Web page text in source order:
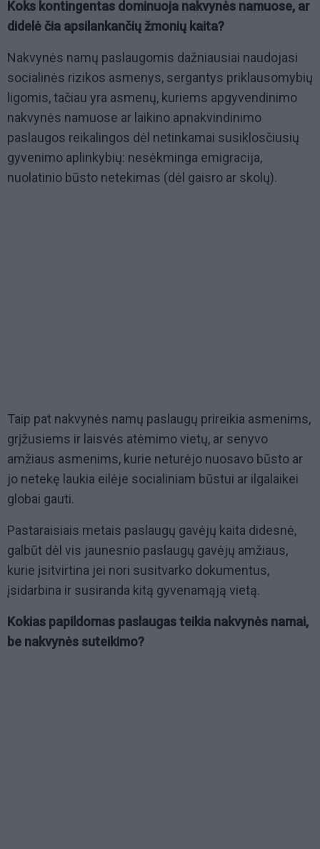
Koks kontingentas dominuoja nakvynės namuose, ar
didelė čia apsilankančių žmonių kaita?
Nakvynės namų paslaugomis dažniausiai naudojasi
socialinės rizikos asmenys, sergantys priklausomybių
ligomis, tačiau yra asmenų, kuriems apgyvendinimo
nakvynės namuose ar laikino apnakvindinimo
paslaugos reikalingos dėl netinkamai susiklosčiusių
gyvenimo aplinkybių: nesėkminga emigracija,
nuolatinio būsto netekimas (dėl gaisro ar skolų).
Taip pat nakvynės namų paslaugų prireikia asmenims,
grįžusiems ir laisvės atėmimo vietų, ar senyvo
amžiaus asmenims, kurie neturėjo nuosavo būsto ar
jo netekę laukia eilėje socialiniam būstui ar ilgalaikei
globai gauti.
Pastaraisiais metais paslaugų gavėjų kaita didesnė,
galbūt dėl vis jaunesnio paslaugų gavėjų amžiaus,
kurie įsitvirtina jei nori susitvarko dokumentus,
įsidarbina ir susiranda kitą gyvenamąją vietą.
Kokias papildomas paslaugas teikia nakvynės namai,
be nakvynės suteikimo?